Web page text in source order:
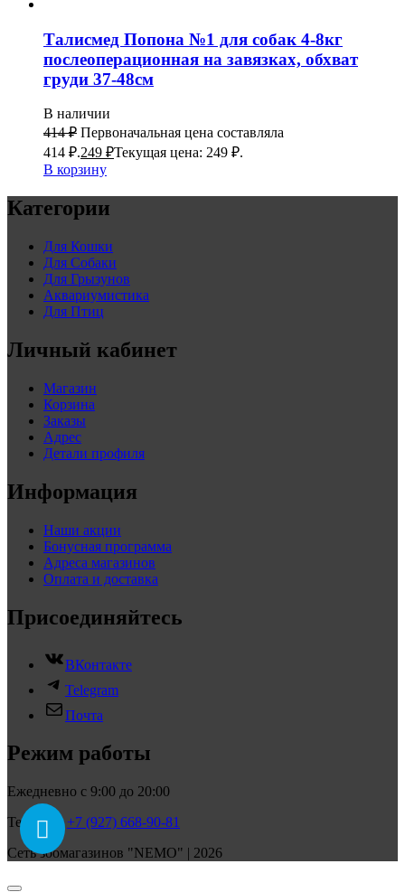
Талисмед Попона №1 для собак 4-8кг
послеоперационная на завязках, обхват
груди 37-48см
В наличии
414₽ Первоначальная цена составляла
414 ₽.249 ₽Текущая цена: 249 ₽.
В корзину
Категории
Для Кошки
Для Собаки
Для Грызунов
Аквариумистика
Для Птиц
Личный кабинет
Магазин
Корзина
Заказы
Адрес
Детали профиля
Информация
Наши акции
Бонусная программа
Адреса магазинов
Оплата и доставка
Присоединяйтесь
ВКонтакте
Telegram
Почта
Режим работы
Ежедневно с 9:00 до 20:00
Телефон:+7 (927) 668-90-81
Сеть зоомагазинов "NEMO" | 2026